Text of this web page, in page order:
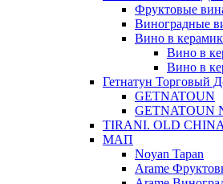
Фруктовые
Виноградные
Вино в
Вино в
Вино в
Гетнатун Торговый
GETNATOUN
GETNATOUN
TIRANI. OLD
МАП
Noyan Tapan
Arame